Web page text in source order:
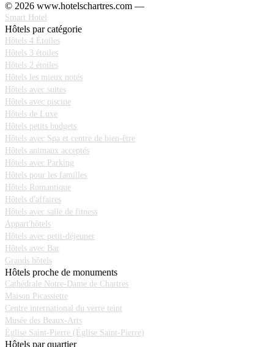
© 2026 www.hotelschartres.com —
Smart Hotel
Hôtels par catégorie
Hôtels 4 Étoiles
Hôtels 3 étoiles
Hôtels 2 étoiles
Hôtels les mieux notés
Hôtels avec suites
Hôtels avec piscine
Hôtels de Luxe
Hôtels petits budgets
Hôtels avec Spa et centre de bien-être
Hôtels animaux acceptés
Hôtels avec Parking
Hôtels pour les familles
Hôtels Romantique
Hôtels d'affaires
Hôtels avec salle de fitness
Appart'hôtels
Hôtels avec petit-déjeuner
Hôtels avec Bar
Grands hôtels
Hôtels proche de monuments
Cathédrale Notre-Dame de Chartres
Maison Picassiette
Centre international du verre teint
Musée des Beaux-Arts
Église Saint-Pierre (Église Saint-Pierre)
Hôtels par quartier